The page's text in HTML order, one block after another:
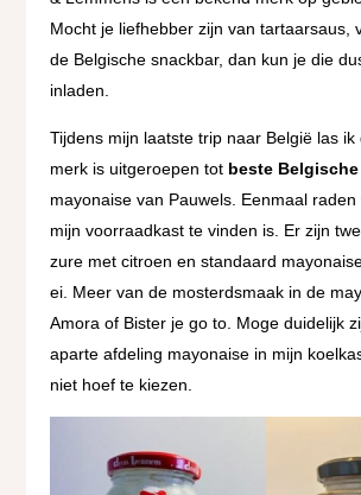
Mocht je liefhebber zijn van tartaarsaus,
de Belgische snackbar, dan kun je die
inladen.
Tijdens mijn laatste trip naar België las
merk is uitgeroepen tot beste
mayonaise van Pauwels. Eenmaal raden
mijn voorraadkast te vinden is. Er zijn
zure met citroen en standaard
ei. Meer van de mosterdsmaak in de
Amora of Bister je go to. Moge duidelijk
aparte afdeling mayonaise in mijn
niet hoef te kiezen.